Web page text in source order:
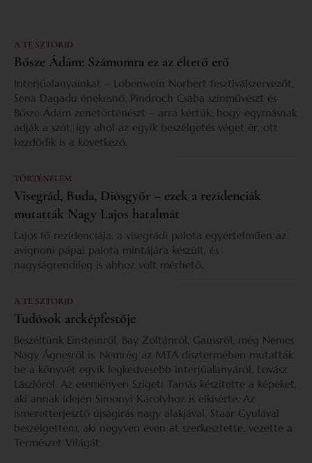
A TE SZTORID
Bősze Ádám: Számomra ez az éltető erő
Interjúalanyainkat – Lobenwein Norbert fesztiválszervezőt,
Sena Dagadu énekesnő, Pindroch Csaba színművészt és
Bősze Ádám zenetörténészt – arra kértük, hogy egymásnak
adják a szót, így ahol az egyik beszélgetés véget ér, ott
kezdődik is a következő.
TÖRTÉNELEM
Visegrád, Buda, Diósgyőr – ezek a rezidenciák
mutatták Nagy Lajos hatalmát
Lajos fő rezidenciája, a visegrádi palota egyértelműen az
avignoni pápai palota mintájára készült, és
nagyságrendileg is ahhoz volt mérhető.
A TE SZTORID
Tudósok arcképfestője
Beszéltünk Einsteinről, Bay Zoltánról, Gaussról, még Nemes
Nagy Ágnesről is. Nemrég az MTA dísztermében mutatták
be a könyvét egyik legkedvesebb interjúalanyáról, Lovász
Lászlóról. Az eseményen Szigeti Tamás készítette a képeket,
aki annak idején Simonyi Károlyhoz is elkísérte. Az
ismeretterjesztő újságírás nagy alakjával, Staar Gyulával
beszélgettem, aki negyven éven át szerkesztette, vezette a
Természet Világát.